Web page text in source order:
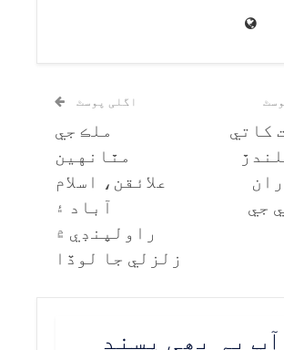
کاتي
جي
اگلی پوسٹ
ملڪ جي
مٿانهين
علائقن، اسلام
آباد ۽
راولپنڊي ۾
زلزلي جا لوڏا
یہ بھی پسند